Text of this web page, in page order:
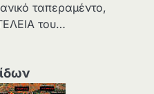
ταπεραμέντο,
του…